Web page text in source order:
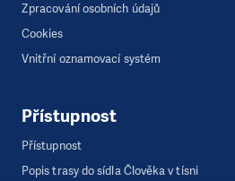
Zpracování osobních údajů
Cookies
Vnitřní oznamovací systém
Přístupnost
Přístupnost
Popis trasy do sídla Člověka v tísni